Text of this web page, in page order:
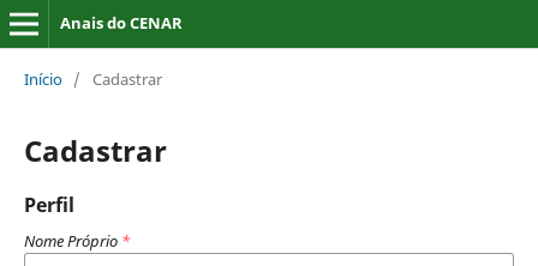
Anais do CENAR
Início / Cadastrar
Cadastrar
Perfil
Nome Próprio *